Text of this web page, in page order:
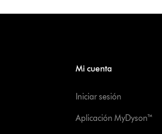
Mi cuenta
Iniciar sesión
Aplicación MyDyson™